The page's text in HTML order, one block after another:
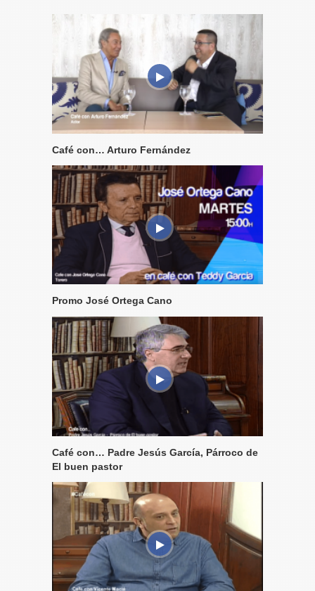
Café con… Arturo Fernández
Promo José Ortega Cano
Café con… Padre Jesús García, Párroco de
El buen pastor